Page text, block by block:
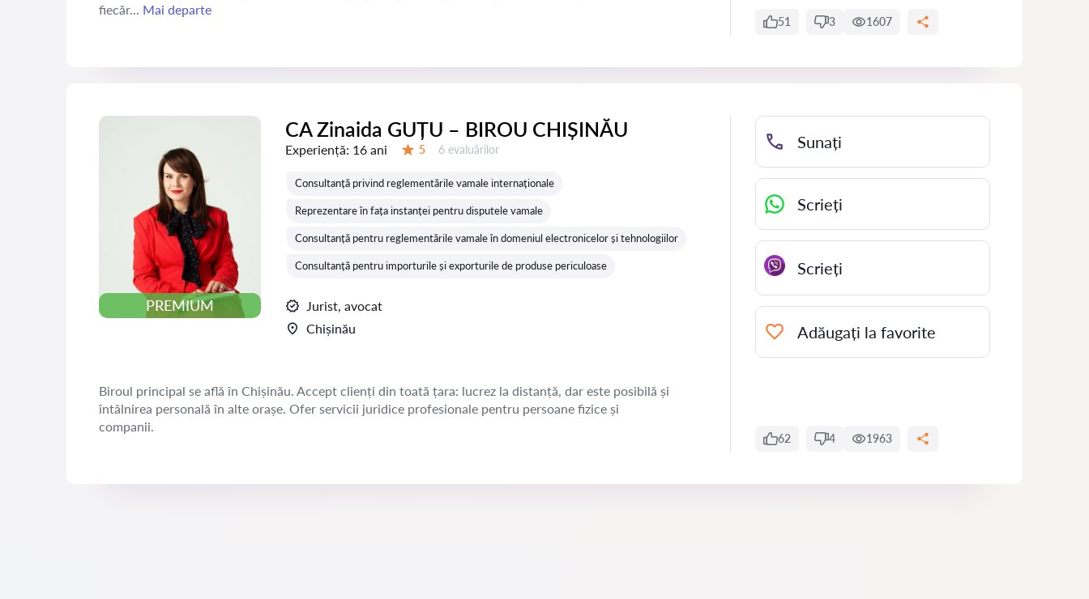
fiecăr... Mai departe
51 3 1607
PREMIUM
CA Zinaida GUȚU – BIROU CHIȘINĂU
Experiență: 16 ani 5 Evaluărilor:
6 evaluărilor
Consultanță privind reglementările vamale internaționale
Reprezentare în fața instanței pentru disputele vamale
Consultanță pentru reglementările vamale în domeniul electronicelor și tehnologiilor
Consultanță pentru importurile și exporturile de produse periculoase
Jurist, avocat
Chișinău
Biroul principal se află în Chișinău. Accept clienți din toată țara: lucrez la distanță, dar este posibilă și
întâlnirea personală în alte orașe. Ofer servicii juridice profesionale pentru persoane fizice și
companii.
Sunați
Scrieți
Scrieți
Adăugați la favorite
62 4 1963